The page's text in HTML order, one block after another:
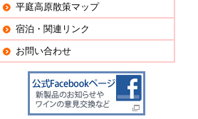
平庭高原散策マップ
宿泊・関連リンク
お問い合わせ